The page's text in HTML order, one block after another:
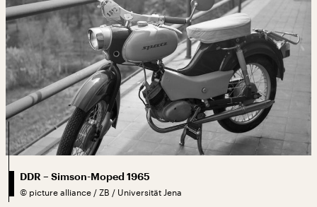
DDR – Simson-Moped 1965
© picture alliance / ZB / Universität Jena